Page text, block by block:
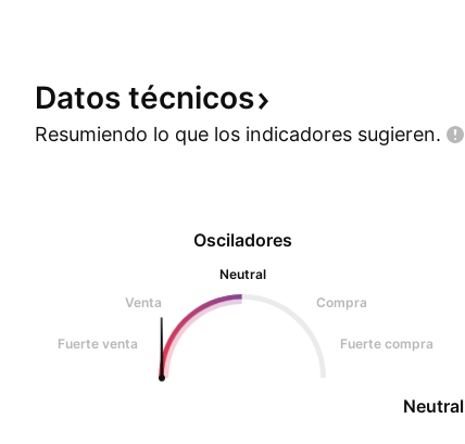
Datos técnicos
Resumiendo lo que los indicadores sugieren.
Osciladores
Neutral
Venta
Compra
Fuerte venta Fuerte compra
Neutral